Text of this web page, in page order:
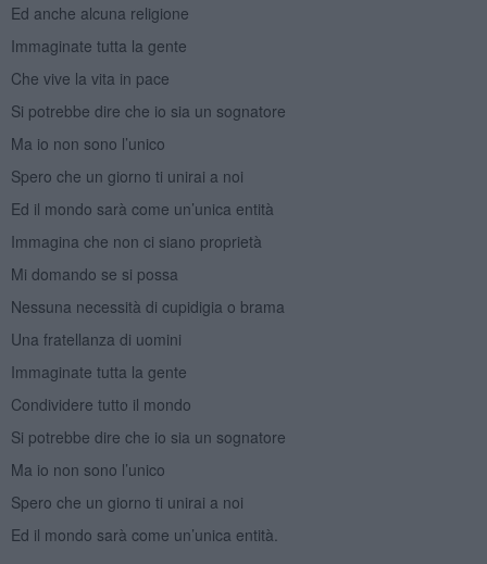
Ed anche alcuna religione
Immaginate tutta la gente
Che vive la vita in pace
Si potrebbe dire che io sia un sognatore
Ma io non sono l’unico
Spero che un giorno ti unirai a noi
Ed il mondo sarà come un’unica entità
Immagina che non ci siano proprietà
Mi domando se si possa
Nessuna necessità di cupidigia o brama
Una fratellanza di uomini
Immaginate tutta la gente
Condividere tutto il mondo
Si potrebbe dire che io sia un sognatore
Ma io non sono l’unico
Spero che un giorno ti unirai a noi
Ed il mondo sarà come un’unica entità.